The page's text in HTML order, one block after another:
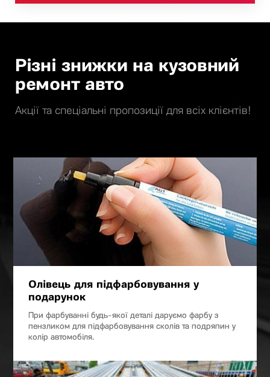
Різні знижки на кузовний
ремонт авто
Акції та спеціальні пропозиції для всіх клієнтів!
Олівець для підфарбовування у
подарунок
При фарбуванні будь-якої деталі даруємо фарбу з
пензликом для підфарбовування сколів та подряпин у
колір автомобіля.